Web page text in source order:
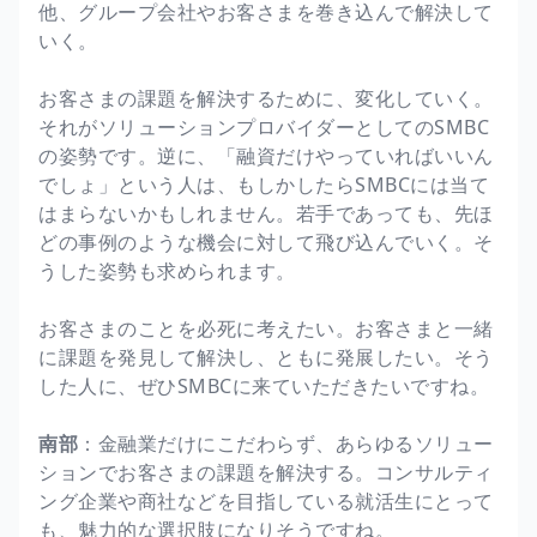
他、グループ会社やお客さまを巻き込んで解決して
いく。
お客さまの課題を解決するために、変化していく。
それがソリューションプロバイダーとしてのSMBC
の姿勢です。逆に、「融資だけやっていればいいん
でしょ」という人は、もしかしたらSMBCには当て
はまらないかもしれません。若手であっても、先ほ
どの事例のような機会に対して飛び込んでいく。そ
うした姿勢も求められます。
お客さまのことを必死に考えたい。お客さまと一緒
に課題を発見して解決し、ともに発展したい。そう
した人に、ぜひSMBCに来ていただきたいですね。
南部 ：金融業だけにこだわらず、あらゆるソリュー
ションでお客さまの課題を解決する。コンサルティ
ング企業や商社などを目指している就活生にとって
も、魅力的な選択肢になりそうですね。